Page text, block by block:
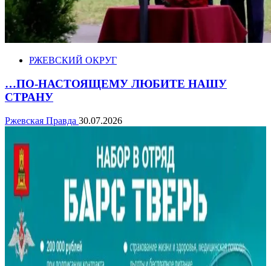
РЖЕВСКИЙ ОКРУГ
…ПО-НАСТОЯЩЕМУ ЛЮБИТЕ НАШУ
СТРАНУ
Ржевская Правда 30.07.2026